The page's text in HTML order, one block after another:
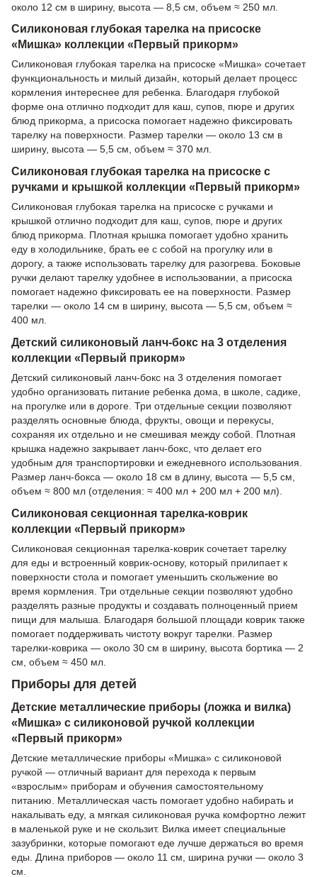
около 12 см в ширину, высота — 8,5 см, объем ≈ 250 мл.
Силиконовая глубокая тарелка на присоске
«Мишка» коллекции «Первый прикорм»
Силиконовая глубокая тарелка на присоске «Мишка» сочетает
функциональность и милый дизайн, который делает процесс
кормления интереснее для ребенка. Благодаря глубокой
форме она отлично подходит для каш, супов, пюре и других
блюд прикорма, а присоска помогает надежно фиксировать
тарелку на поверхности. Размер тарелки — около 13 см в
ширину, высота — 5,5 см, объем ≈ 370 мл.
Силиконовая глубокая тарелка на присоске с
ручками и крышкой коллекции «Первый прикорм»
Силиконовая глубокая тарелка на присоске с ручками и
крышкой отлично подходит для каш, супов, пюре и других
блюд прикорма. Плотная крышка помогает удобно хранить
еду в холодильнике, брать ее с собой на прогулку или в
дорогу, а также использовать тарелку для разогрева. Боковые
ручки делают тарелку удобнее в использовании, а присоска
помогает надежно фиксировать ее на поверхности. Размер
тарелки — около 14 см в ширину, высота — 5,5 см, объем ≈
400 мл.
Детский силиконовый ланч-бокс на 3 отделения
коллекции «Первый прикорм»
Детский силиконовый ланч-бокс на 3 отделения помогает
удобно организовать питание ребенка дома, в школе, садике,
на прогулке или в дороге. Три отдельные секции позволяют
разделять основные блюда, фрукты, овощи и перекусы,
сохраняя их отдельно и не смешивая между собой. Плотная
крышка надежно закрывает ланч-бокс, что делает его
удобным для транспортировки и ежедневного использования.
Размер ланч-бокса — около 18 см в длину, высота — 5,5 см,
объем ≈ 800 мл (отделения: ≈ 400 мл + 200 мл + 200 мл).
Силиконовая секционная тарелка-коврик
коллекции «Первый прикорм»
Силиконовая секционная тарелка-коврик сочетает тарелку
для еды и встроенный коврик-основу, который прилипает к
поверхности стола и помогает уменьшить скольжение во
время кормления. Три отдельные секции позволяют удобно
разделять разные продукты и создавать полноценный прием
пищи для малыша. Благодаря большой площади коврик также
помогает поддерживать чистоту вокруг тарелки. Размер
тарелки-коврика — около 30 см в ширину, высота бортика — 2
см, объем ≈ 450 мл.
Приборы для детей
Детские металлические приборы (ложка и вилка)
«Мишка» с силиконовой ручкой коллекции
«Первый прикорм»
Детские металлические приборы «Мишка» с силиконовой
ручкой — отличный вариант для перехода к первым
«взрослым» приборам и обучения самостоятельному
питанию. Металлическая часть помогает удобно набирать и
накалывать еду, а мягкая силиконовая ручка комфортно лежит
в маленькой руке и не скользит. Вилка имеет специальные
зазубринки, которые помогают еде лучше держаться во время
еды. Длина приборов — около 11 см, ширина ручки — около 3
см.